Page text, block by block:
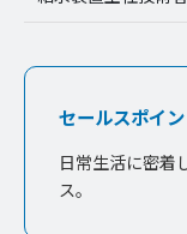
セールスポイ
日常生活に密着
ス。